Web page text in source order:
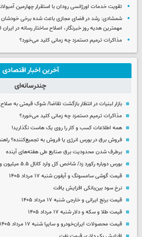
تقویت خدمات اورژانسی رودان با استقرار چهارمین
شمشادی: رشد در فضای مجازی باعث شده برخی خودشان را
مهمترین هدیه‌ روز خبرنگار، اصلاح ساختار رسانه در
مذاکرات ترمیم دستمزد چه زمانی کلید می‌خورد؟
آخرین اخبار اقتصادی
چندرسانه‌ای
بازار لبنیات در انتظار بازگشت تقاضا/ شوک قیمتی به
مذاکرات ترمیم دستمزد چه زمانی کلید می‌خورد؟
همه اطلاعات کسب‌ و کار را روی یک هاست نگذارید!
فروش برق در بورس انرژی یا فروش به تجمیع‌کننده؟
برطرف شدن محدودیت‌ برق صنایع طی هفته‌های آینده
بورس دوباره رکورد زد/ شاخص کل وارد کانال ۵.۵ میلیون واحد شد
قیمت گوشی سامسونگ و آیفون شنبه ۱۷ مرداد ۱۴۰۵
نرخ سود بین‌بانکی افزایش یافت
قیمت برنج ایرانی و خارجی شنبه ۱۷ مرداد ۱۴۰۵
قیمت طلا و سکه و دلار شنبه ۱۷ مرداد ۱۴۰۵
قیمت محصولات ایران‌خودرو و سایپا شنبه ۱۷ مرداد ۱۴۰۵